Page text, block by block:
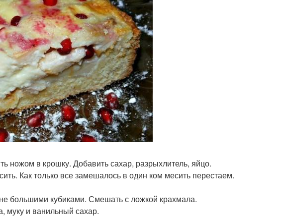
ножом в крошку. Добавить сахар, разрыхлитель, яйцо.
Как только все замешалось в один ком месить перестаем.
большими кубиками. Смешать с ложкой крахмала.
муку и ванильный сахар.